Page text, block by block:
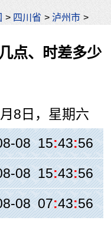
> 四川省 >泸州市 >
点、时差多少
8日，星期六
08 15:43:56
08 15:43:56
08 07:43:56